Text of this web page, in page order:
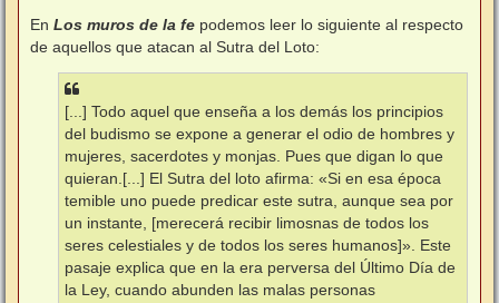
n
s
a
e
En Los muros de la fe podemos leer lo siguiente al respecto
de aquellos que atacan al Sutra del Loto:
[...] Todo aquel que enseña a los demás los principios
del budismo se expone a generar el odio de hombres y
mujeres, sacerdotes y monjas. Pues que digan lo que
quieran.[...] El Sutra del loto afirma: «Si en esa época
temible uno puede predicar este sutra, aunque sea por
un instante, [merecerá recibir limosnas de todos los
seres celestiales y de todos los seres humanos]». Este
pasaje explica que en la era perversa del Último Día de
la Ley, cuando abunden las malas personas